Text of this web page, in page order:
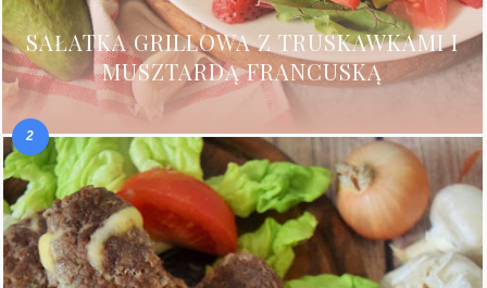
SAŁATKA GRILLOWA Z TRUSKAWKAMI I
MUSZTARDĄ FRANCUSKĄ